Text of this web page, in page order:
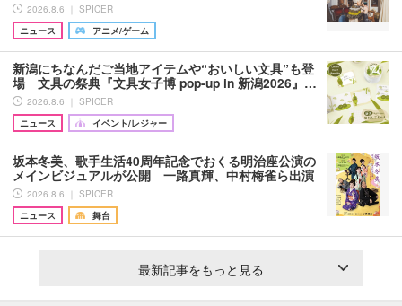
2026.8.6 ｜ SPICER
ニュース
アニメ/ゲーム
新潟にちなんだご当地アイテムや“おいしい文具”も登
場 文具の祭典『文具女子博 pop-up in 新潟2026』…
2026.8.6 ｜ SPICER
ニュース
イベント/レジャー
坂本冬美、歌手生活40周年記念でおくる明治座公演の
メインビジュアルが公開 一路真輝、中村梅雀ら出演
2026.8.6 ｜ SPICER
ニュース
舞台
最新記事をもっと見る